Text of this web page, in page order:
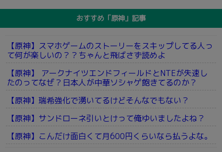
おすすめ「原神」記事
【原神】スマホゲームのストーリーをスキップしてる人っ
て何が楽しいの？？ちゃんと飛ばさず読めよ
【原神】 アークナイツエンドフィールドとNTEが失速し
たのってなぜ？日本人が中華ソシャゲ飽きてるのか？
【原神】瑞希強化で湧いてるけどそんなでもない？
【原神】サンドローネ引いとけって俺ゆいましたよね？
【原神】こんだけ面白くて月600円くらいなら払うよな。